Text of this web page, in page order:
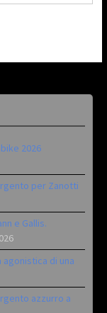
2026
per Zanotti
e Gallis.
agonistica di una
azzurro a